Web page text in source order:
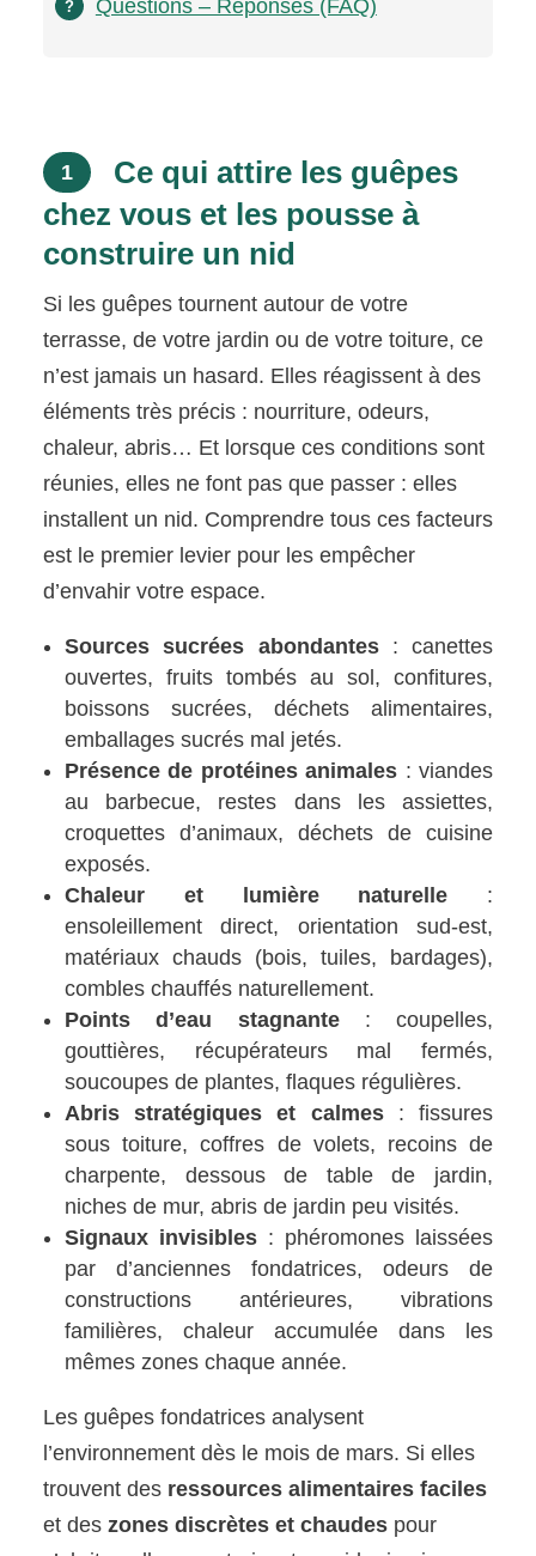
? Questions – Réponses (FAQ)
1
Ce qui attire les guêpes
chez vous et les pousse à
construire un nid
Si les guêpes tournent autour de votre
terrasse, de votre jardin ou de votre toiture, ce
n’est jamais un hasard. Elles réagissent à des
éléments très précis : nourriture, odeurs,
chaleur, abris… Et lorsque ces conditions sont
réunies, elles ne font pas que passer : elles
installent un nid. Comprendre tous ces facteurs
est le premier levier pour les empêcher
d’envahir votre espace.
Sources sucrées abondantes: canettes
ouvertes, fruits tombés au sol, confitures,
boissons sucrées, déchets alimentaires,
emballages sucrés mal jetés.
Présence de protéines animales : viandes
au barbecue, restes dans les assiettes,
croquettes d’animaux, déchets de cuisine
exposés.
Chaleur et lumière naturelle :
ensoleillement direct, orientation sud-est,
matériaux chauds (bois, tuiles, bardages),
combles chauffés naturellement.
Points d’eau stagnante: coupelles,
gouttières, récupérateurs mal fermés,
soucoupes de plantes, flaques régulières.
Abris stratégiques et calmes: fissures
sous toiture, coffres de volets, recoins de
charpente, dessous de table de jardin,
niches de mur, abris de jardin peu visités.
Signaux invisibles: phéromones laissées
par d’anciennes fondatrices, odeurs de
constructions antérieures, vibrations
familières, chaleur accumulée dans les
mêmes zones chaque année.
Les guêpes fondatrices analysent
l’environnement dès le mois de mars. Si elles
trouvent des ressources alimentaires faciles
et des zones discrètes et chaudespour